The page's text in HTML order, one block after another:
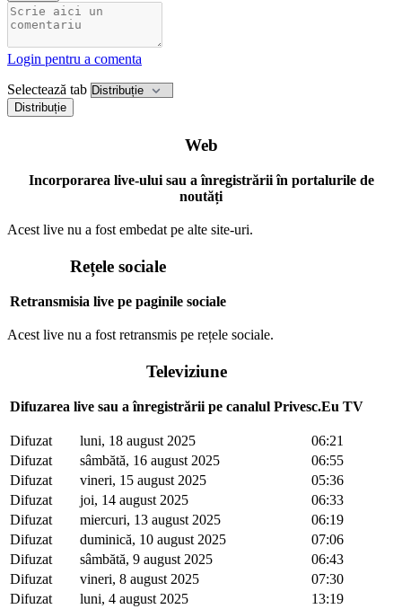
Login pentru a comenta
Selectează tab
Distribuție
Web
Incorporarea live-ului sau a înregistrării în portalurile de
noutăți
Acest live nu a fost embedat pe alte site-uri.
Rețele sociale
Retransmisia live pe paginile sociale
Acest live nu a fost retransmis pe rețele sociale.
Televiziune
Difuzarea live sau a înregistrării pe canalul Privesc.Eu TV
Difuzat luni, 18 august 2025
06:21
Difuzat
sâmbătă, 16 august 2025
06:55
Difuzat
vineri, 15 august 2025
05:36
Difuzat
joi, 14 august 2025
06:33
Difuzat
miercuri, 13 august 2025
06:19
Difuzat
duminică, 10 august 2025
07:06
Difuzat
sâmbătă, 9 august 2025
06:43
Difuzat
vineri, 8 august 2025
07:30
Difuzat
luni, 4 august 2025
13:19